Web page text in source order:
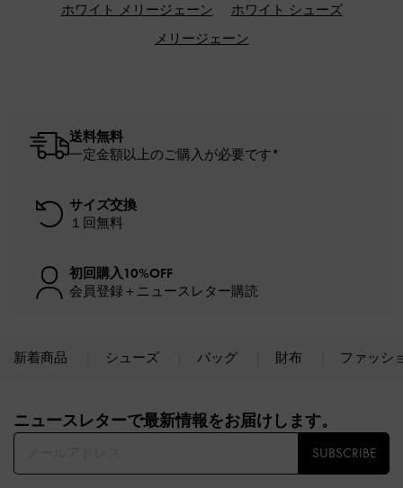
ホワイト メリージェーン
ホワイト シューズ
メリージェーン
送料無料
一定金額以上のご購入が必要です*
サイズ交換
１回無料
初回購入10%OFF
会員登録＋ニュースレター購読
新着商品 シューズ バッグ 財布 ファッシ
ニュースレターで最新情報をお届けします。​
SUBSCRIBE